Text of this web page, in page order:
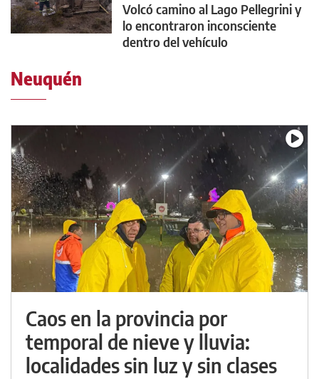
Volcó camino al Lago Pellegrini y
lo encontraron inconsciente
dentro del vehículo
Neuquén
Caos en la provincia por
temporal de nieve y lluvia:
localidades sin luz y sin clases